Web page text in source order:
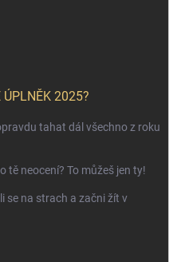
ÚPLNĚK 2025?
tahat dál všechno z roku
tě neocení? To můžeš jen ty!
se na strach a začni žít v